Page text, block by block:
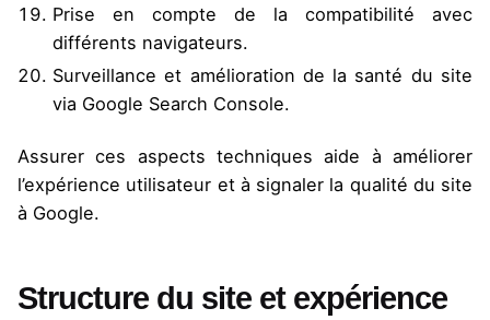
Prise en compte de la compatibilité avec
différents navigateurs.
Surveillance et amélioration de la santé du site
via Google Search Console.
Assurer ces aspects techniques aide à améliorer
l’expérience utilisateur et à signaler la qualité du site
à Google.
Structure du site et expérience